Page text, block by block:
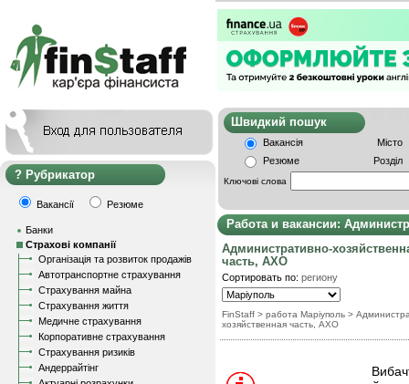
Рубрикатор
Вакансії Резюме
Банки
Страхові компанії
Організація та розвиток продажів
Автотранспортне страхування
Страхування майна
Страхування життя
Медичне страхування
Корпоративне страхування
Страхування ризиків
Андеррайтінг
Швидкий
Вакансія
Місто
Резюме
Розділ
Ключові слова
Работа и вакансии:
Административно-
часть, АХО
Сортировать по: региону
FinStaff > работа Маріуполь >
хозяйственная часть, АХО